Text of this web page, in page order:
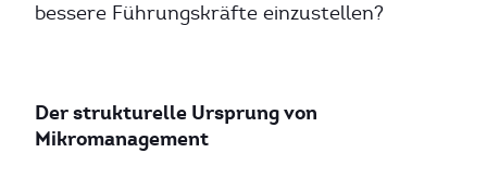
bessere Führungskräfte einzustellen?
Der strukturelle Ursprung von
Mikromanagement